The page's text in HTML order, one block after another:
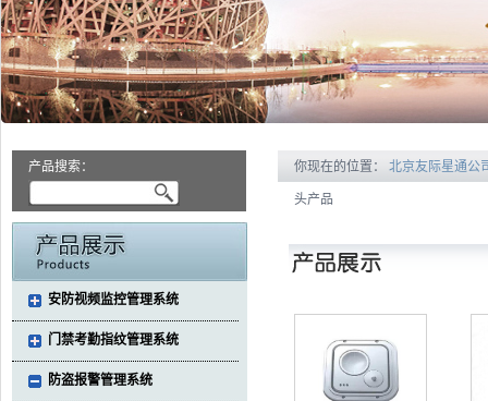
产品搜索：
安防视频监控管理系统
门禁考勤指纹管理系统
防盗报警管理系统
你现在的位置： 北京友际星通公
头产品